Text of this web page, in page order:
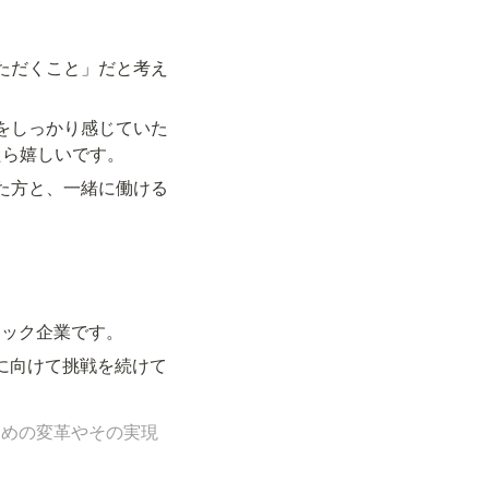
くこと」だと考え
しっかり感じていた
嬉しいです。
方と、一緒に働ける
ク企業です。
向けて挑戦を続けて
の変革やその実現